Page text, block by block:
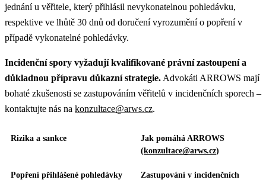
jednání u věřitele, který přihlásil nevykonatelnou pohledávku,
respektive ve lhůtě 30 dnů od doručení vyrozumění o popření v
případě vykonatelné pohledávky.
Incidenční spory vyžadují kvalifikované právní zastoupení a
důkladnou přípravu důkazní strategie. Advokáti ARROWS mají
bohaté zkušenosti se zastupováním věřitelů v incidenčních sporech –
kontaktujte nás na konzultace@arws.cz.
Rizika a sankce
Jak pomáhá ARROWS
(konzultace@arws.cz)
Popření přihlášené pohledávky
Zastupování v incidenčních